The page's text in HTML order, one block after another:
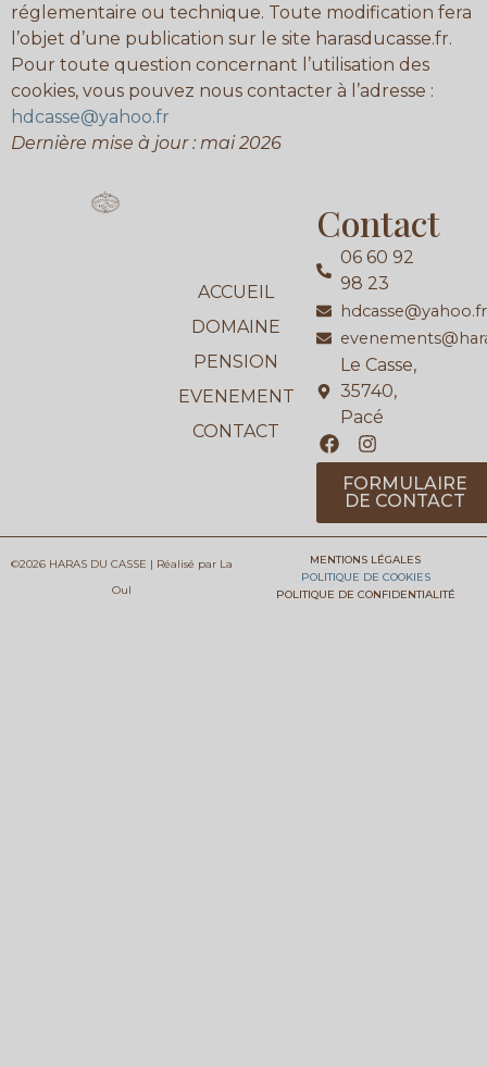
réglementaire ou technique. Toute modification fera
l’objet d’une publication sur le site harasducasse.fr.
Pour toute question concernant l’utilisation des
cookies, vous pouvez nous contacter à l’adresse :
hdcasse@yahoo.fr
Dernière mise à jour : mai 2026
ACCUEIL
DOMAINE
PENSION
EVENEMENT
CONTACT
Contact
06 60 92
98 23
hdcasse@yahoo.fr
Le Casse,
35740,
Pacé
F
a
b
o
o
k
I
n
s
t
a
g
r
a
m
FORMULAIRE
DE CONTACT
©2026 HARAS DU CASSE | Réalisé par La
Oul
MENTIONS LÉGALES
POLITIQUE DE COOKIES
POLITIQUE DE CONFIDENTIALITÉ